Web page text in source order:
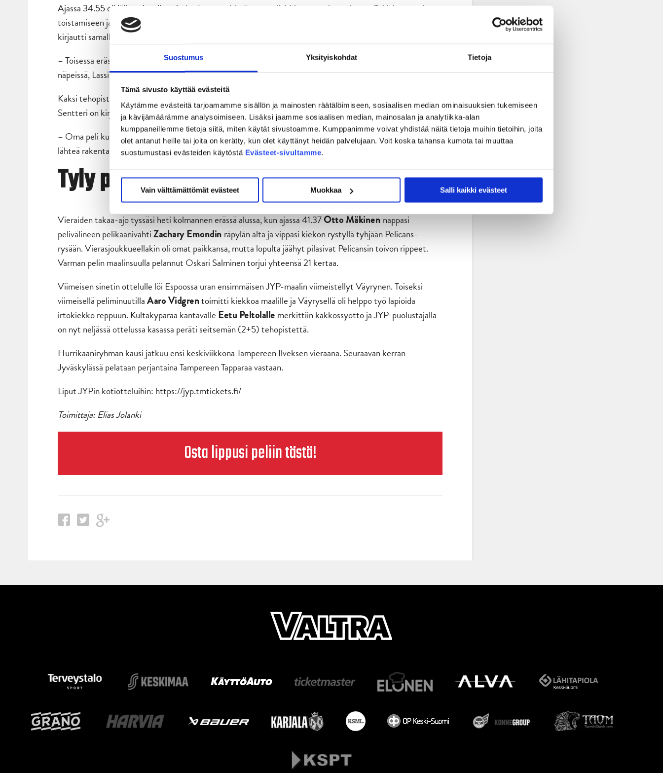
Suostumus Yksityiskohdat Tietoja
Tämä sivusto käyttää evästeitä
Käytämme evästeitä tarjoamamme sisällön ja mainosten räätälöimiseen, sosiaalisen median ominaisuuksien tukemiseen
ja kävijämäärämme analysoimiseen. Lisäksi jaamme sosiaalisen median, mainosalan ja analytiikka-alan
kumppaneillemme tietoja siitä, miten käytät sivustoamme. Kumppanimme voivat yhdistää näitä tietoja muihin tietoihin, joita
olet antanut heille tai joita on kerätty, kun olet käyttänyt heidän palvelujaan. Voit koska tahansa kumota tai muuttaa
suostumustasi evästeiden käytöstä Evästeet-sivultamme.
Vain välttämättömät evästeet Muokkaa Salli kaikki evästeet
Ajassa 34.55 oli jälleen hurrikaaniryhmän vuoro iskeä yv-maali. Vahvaa ottelua pelannut Tukiainen osui
toistamiseen ja siirsi JYPin 3–1-johtoasemaan. Tällä kertaa
kirjautti samalla illan toisen syöttöpisteen.
– Toisessa erässä oltiin vahvoja alusta loppuun, vaikka kaveri tekikin siihen yhden. Se oli selkeästi meillä
näpeissä, Lassila summasi.
Kaksi tehopistettä ottelussa viimeistellyt Lassila on aloittanut ensimmäisen kapteenikautensa vahvasti.
Sentteri on kirjauttanut neljässä ottelussa saman verran tehopisteitä (2+2).
– Oma peli kulkenut ihan ok, mutta parannettavaa on vielä. Semmonen ihan hyvä perustaso, johon on hyvä
lähteä rakentamaan, Lassila kommentoi omia otteitaan.
Tyly päätöserä
Vieraiden takaa-ajo tyssäsi heti kolmannen erässä alussa, kun ajassa 41.37Otto Mäkinen nappasi
pelivälineen pelikaanivahtiZachary Emondin räpylän alta ja vippasi kiekon rystyllä tyhjään Pelicans-
rysään. Vierasjoukkueellakin oli omat paikkansa, mutta lopulta jäähyt pilasivat Pelicansin toivon rippeet.
Varman pelin maalinsuulla pelannut Oskari Salminen torjui yhteensä 21 kertaa.
Viimeisen sinetin ottelulle löi Espoossa uran ensimmäisen JYP-maalin viimeistellyt Väyrynen. Toiseksi
viimeisellä peliminuutillaAaro Vidgrentoimitti kiekkoa maalille ja Väyrysellä oli helppo työ lapioida
irtokiekko reppuun. Kultakypärää kantavalle Eetu Peltolalle merkittiin kakkossyöttö ja JYP-puolustajalla
on nyt neljässä ottelussa kasassa peräti seitsemän (2+5) tehopistettä.
Hurrikaaniryhmän kausi jatkuu ensi keskiviikkona Tampereen Ilveksen vieraana. Seuraavan kerran
Jyväskylässä pelataan perjantaina Tampereen Tapparaa vastaan.
Liput JYPin kotiotteluihin: https://jyp.tmtickets.fi/
Toimittaja: Elias Jolanki
Osta lippusi peliin tästä!